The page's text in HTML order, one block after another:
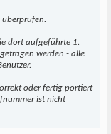
dort aufgeführte 1.
werden - alle
oder fertig portiert
ist nicht